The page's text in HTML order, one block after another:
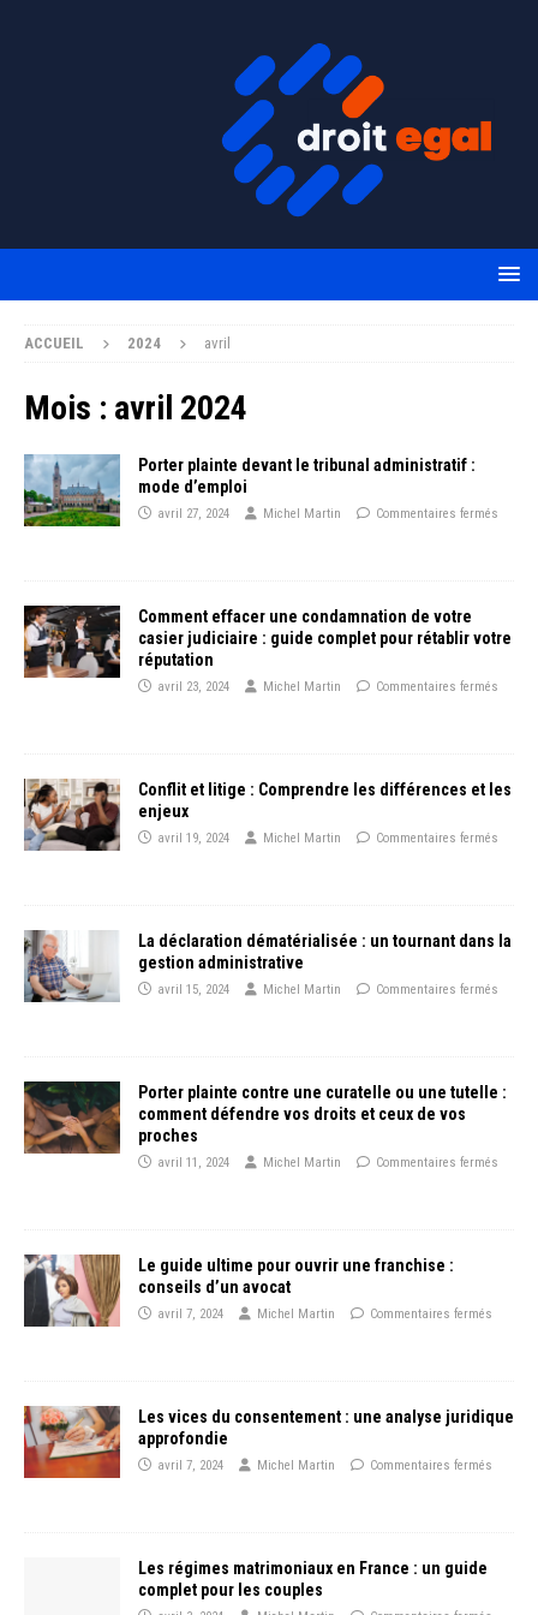
ACCUEIL 2024 avril
Mois : avril 2024
Porter plainte devant le tribunal administratif :
mode d’emploi
avril 27, 2024 Michel Martin Commentaires fermés
Comment effacer une condamnation de votre
casier judiciaire : guide complet pour rétablir votre
réputation
avril 23, 2024 Michel Martin Commentaires fermés
Conflit et litige : Comprendre les différences et les
enjeux
avril 19, 2024 Michel Martin Commentaires fermés
La déclaration dématérialisée : un tournant dans la
gestion administrative
avril 15, 2024 Michel Martin Commentaires fermés
Porter plainte contre une curatelle ou une tutelle :
comment défendre vos droits et ceux de vos
proches
avril 11, 2024 Michel Martin Commentaires fermés
Le guide ultime pour ouvrir une franchise :
conseils d’un avocat
avril 7, 2024 Michel Martin Commentaires fermés
Les vices du consentement : une analyse juridique
approfondie
avril 7, 2024 Michel Martin Commentaires fermés
Les régimes matrimoniaux en France : un guide
complet pour les couples